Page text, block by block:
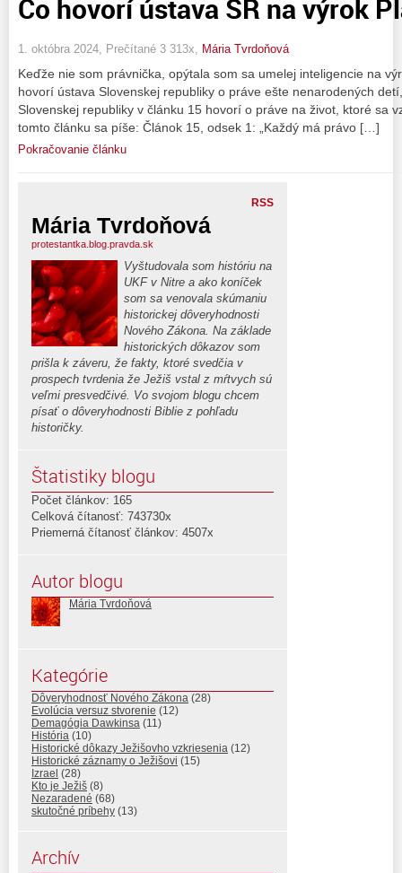
Čo hovorí ústava SR na výrok
1. októbra 2024, Prečítané 3 313x, Mária Tvrdoňová
Keďže nie som právnička, opýtala som sa umelej inteligencie na
hovorí ústava Slovenskej republiky o práve ešte nenarodených
Slovenskej republiky v článku 15 hovorí o práve na život, ktoré sa
tomto článku sa píše: Článok 15, odsek 1: „Každý má právo […]
Pokračovanie článku
RSS
Mária Tvrdoňová
protestantka.blog.pravda.sk
Vyštudovala som históriu na
UKF v Nitre a ako koníček
som sa venovala skúmaniu
historickej dôveryhodnosti
Nového Zákona. Na základe
historických dôkazov som
prišla k záveru, že fakty, ktoré svedčia v
prospech tvrdenia že Ježiš vstal z mŕtvych sú
veľmi presvedčivé. Vo svojom blogu chcem
písať o dôveryhodnosti Biblie z pohľadu
historičky.
Štatistiky blogu
Počet článkov: 165
Celková čítanosť: 743730x
Priemerná čítanosť článkov: 4507x
Autor blogu
Mária Tvrdoňová
Kategórie
Dôveryhodnosť Nového Zákona (28)
Evolúcia versuz stvorenie (12)
Demagógia Dawkinsa (11)
História (10)
Historické dôkazy Ježišovho vzkriesenia (12)
Historické záznamy o Ježišovi (15)
Izrael (28)
Kto je Ježiš (8)
Nezaradené (68)
skutočné príbehy (13)
Archív